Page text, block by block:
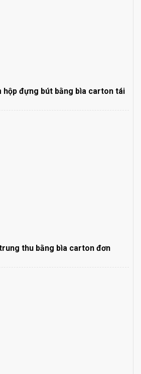
hộp đựng bút bằng bìa carton tái
thu bằng bìa carton đơn